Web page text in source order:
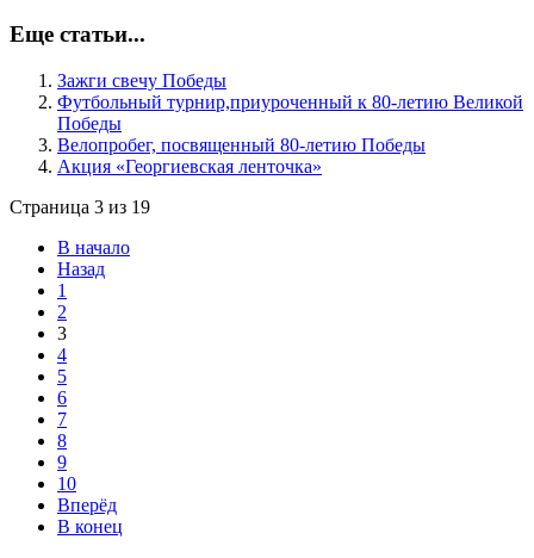
Еще статьи...
Зажги свечу Победы
Футбольный турнир,приуроченный к 80-летию Великой
Победы
Велопробег, посвященный 80-летию Победы
Акция «Георгиевская ленточка»
Страница 3 из 19
В начало
Назад
1
2
3
4
5
6
7
8
9
10
Вперёд
В конец